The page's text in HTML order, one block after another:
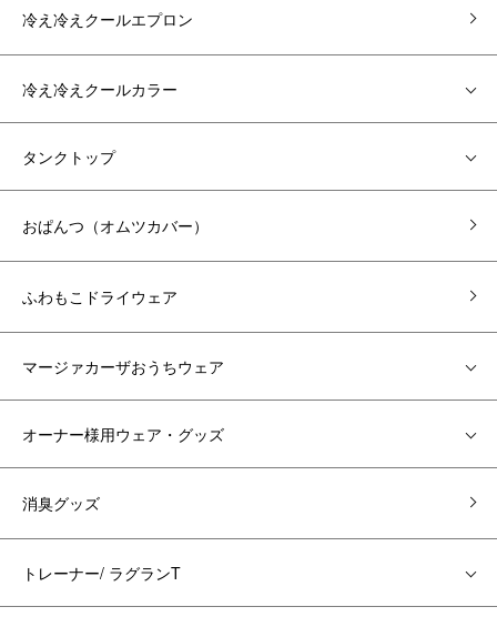
冷え冷えクールエプロン
冷え冷えクールカラー
タンクトップ
おぱんつ（オムツカバー）
ふわもこドライウェア
マージァカーザおうちウェア
オーナー様用ウェア・グッズ
消臭グッズ
トレーナー/ ラグランT